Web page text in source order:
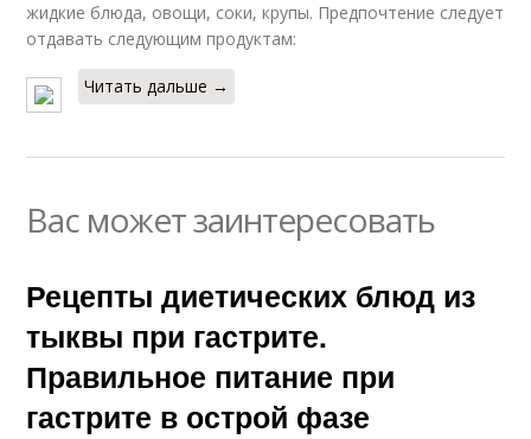
жидкие блюда, овощи, соки, крупы. Предпочтение следует
отдавать следующим продуктам:
Читать дальше →
Вас может заинтересовать
Рецепты диетических блюд из
тыквы при гастрите.
Правильное питание при
гастрите в острой фазе